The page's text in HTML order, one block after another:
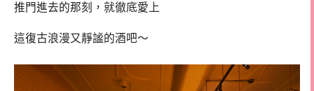
推門進去的那刻，就徹底愛上
這復古浪漫又靜謐的酒吧～